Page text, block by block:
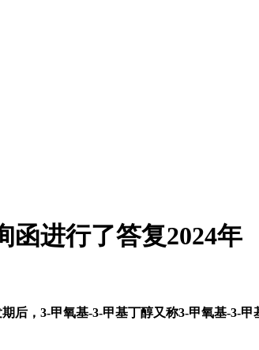
函进行了答复2024年
，3-甲氧基-3-甲基丁醇又称3-甲氧基-3-甲